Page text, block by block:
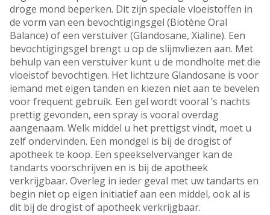
droge mond beperken. Dit zijn speciale vloeistoffen in
de vorm van een bevochtigingsgel (Biotène Oral
Balance) of een verstuiver (Glandosane, Xialine). Een
bevochtigingsgel brengt u op de slijmvliezen aan. Met
behulp van een verstuiver kunt u de mondholte met die
vloeistof bevochtigen. Het lichtzure Glandosane is voor
iemand met eigen tanden en kiezen niet aan te bevelen
voor frequent gebruik. Een gel wordt vooral ’s nachts
prettig gevonden, een spray is vooral overdag
aangenaam. Welk middel u het prettigst vindt, moet u
zelf ondervinden. Een mondgel is bij de drogist of
apotheek te koop. Een speekselvervanger kan de
tandarts voorschrijven en is bij de apotheek
verkrijgbaar. Overleg in ieder geval met uw tandarts en
begin niet op eigen initiatief aan een middel, ook al is
dit bij de drogist of apotheek verkrijgbaar.